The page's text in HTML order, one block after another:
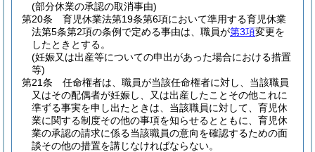
(部分休業の承認の取消事由)
第20条
育児休業法第19条第6項において準用する育児休業
法第5条第2項の条例で定める事由は、職員が第3項変更を
したときとする。
(妊娠又は出産等についての申出があった場合における措置
等)
第21条
任命権者は、職員が当該任命権者に対し、当該職員
又はその配偶者が妊娠し、又は出産したことその他これに
準ずる事実を申し出たときは、当該職員に対して、育児休
業に関する制度その他の事項を知らせるとともに、育児休
業の承認の請求に係る当該職員の意向を確認するための面
談その他の措置を講じなければならない。